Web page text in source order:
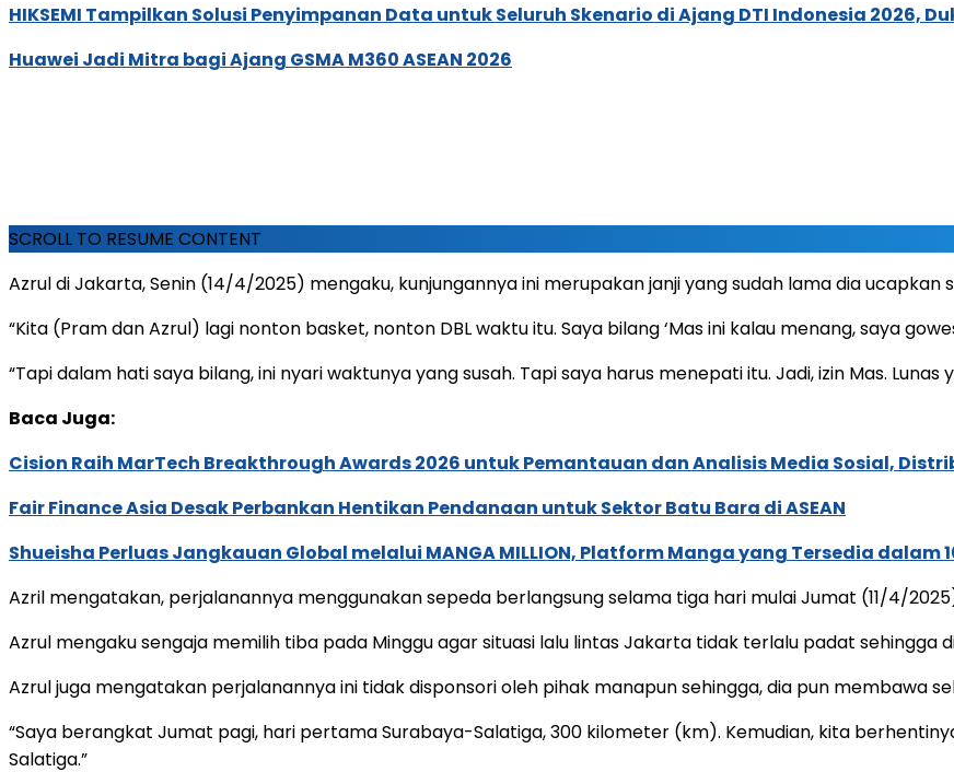
HIKSEMI Tampilkan Solusi Penyimpanan Data untuk Seluruh Skenario di Ajang DTI Indonesia 2026,
Huawei Jadi Mitra bagi Ajang GSMA M360 ASEAN 2026
SCROLL TO RESUME CONTENT
Azrul di Jakarta, Senin (14/4/2025) mengaku, kunjungannya ini merupakan janji yang sudah lama dia
“Kita (Pram dan Azrul) lagi nonton basket, nonton DBL waktu itu. Saya bilang ‘Mas ini kalau menang, saya
“Tapi dalam hati saya bilang, ini nyari waktunya yang susah. Tapi saya harus menepati itu. Jadi, izin Mas. Lunas
Baca Juga:
Cision Raih MarTech Breakthrough Awards 2026 untuk Pemantauan dan Analisis Media Sosial,
Fair Finance Asia Desak Perbankan Hentikan Pendanaan untuk Sektor Batu Bara di ASEAN
Shueisha Perluas Jangkauan Global melalui MANGA MILLION, Platform Manga yang Tersedia dalam
Azril mengatakan, perjalanannya menggunakan sepeda berlangsung selama tiga hari mulai Jumat (11/4/
Azrul mengaku sengaja memilih tiba pada Minggu agar situasi lalu lintas Jakarta tidak terlalu padat sehingga
Azrul juga mengatakan perjalanannya ini tidak disponsori oleh pihak manapun sehingga, dia pun membawa
“Saya berangkat Jumat pagi, hari pertama Surabaya-Salatiga, 300 kilometer (km). Kemudian, kita
Salatiga.”